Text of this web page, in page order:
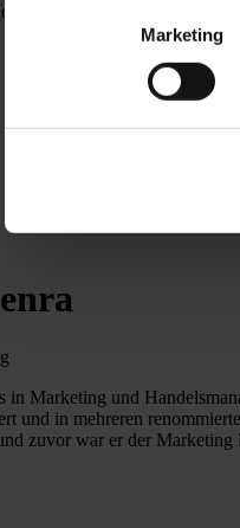
Marketing
Suchbegriff eingeben:
in Marketing und
und in mehreren
zuvor war er der